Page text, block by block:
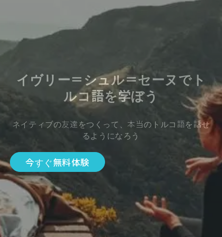
イヴリー＝シュル＝セーヌでト
ルコ語を学ぼう
ネイティブの友達をつくって、本当のトルコ語を話せ
るようになろう
今すぐ無料体験